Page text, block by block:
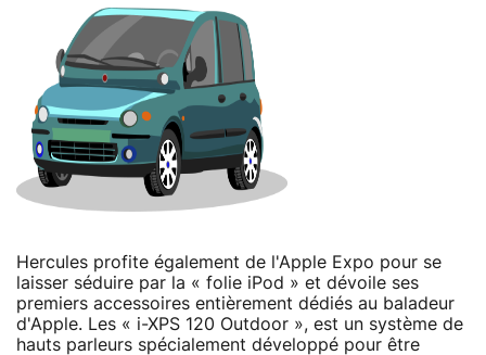
Hercules profite également de l'Apple Expo pour se
laisser séduire par la « folie iPod » et dévoile ses
premiers accessoires entièrement dédiés au baladeur
d'Apple. Les « i-XPS 120 Outdoor », est un système de
hauts parleurs spécialement développé pour être